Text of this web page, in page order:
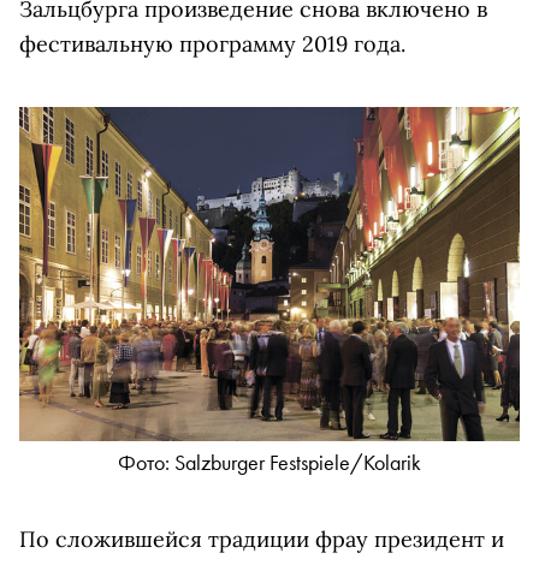
Зальцбурга произведение снова включено в
фестивальную программу 2019 года.
Фото: Salzburger Festspiele/Kolarik
По сложившейся традиции фрау президент и